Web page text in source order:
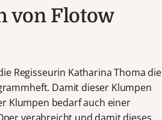
von Flotow
Regisseurin Katharina Thoma die
Damit dieser Klumpen
Klumpen bedarf auch einer